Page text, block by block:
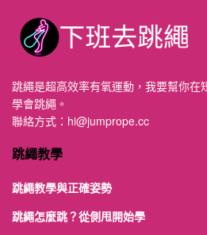
跳繩是超高效率有氧運動，我要幫你在
學會跳繩。
聯絡方式： hi@jumprope.cc
跳繩教學
跳繩教學與正確姿勢
跳繩怎麼跳？從側甩開始學